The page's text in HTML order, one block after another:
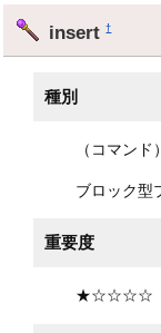
insert†
種別
（コマンド）
ブロック型
重要度
★☆☆☆☆